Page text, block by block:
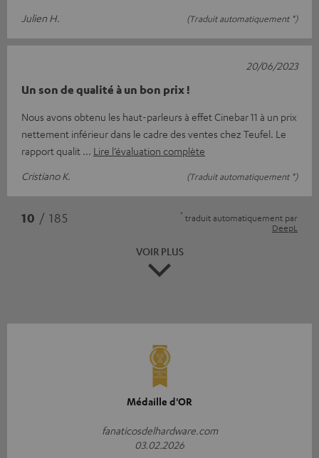
Julien H.
(Traduit automatiquement *)
Un son de qualité à un bon prix !
Nous avons obtenu les haut-parleurs à effet Cinebar 11 à un prix
nettement inférieur dans le cadre des ventes chez Teufel. Le
rapport qualit
Lire l’évaluation complète
Cristiano K.
(Traduit automatiquement *)
20/06/2023
10 / 185 * traduit automatiquement par
DeepL
VOIR PLUS
Médaille d'OR
fanaticosdelhardware.com
03.02.2026